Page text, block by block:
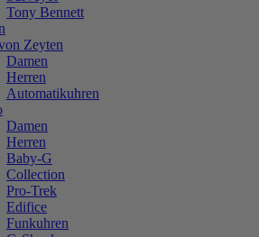
Tony Bennett
Zeyten
Damen
Herren
Automatikuhren
Damen
Herren
Baby-G
Collection
Pro-Trek
Edifice
Funkuhren